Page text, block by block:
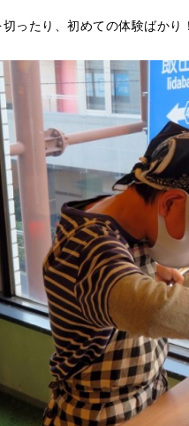
ったり、初めての体験ばかり